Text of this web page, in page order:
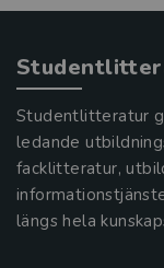
Studentlitteratur
ledande
facklitteratur,
längs hela